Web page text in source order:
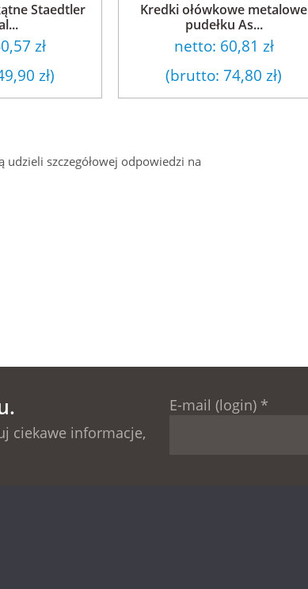
Staedtler
zł
zł)
Kredki ołówkowe metalowe
pudełku As...
netto: 60,81 zł
(brutto:74,80 zł)
udzieli szczegółowej odpowiedzi na
ciekawe informacje,
E-mail (login) *